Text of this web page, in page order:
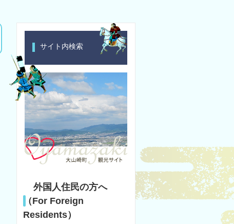
サイト内検索
外国人住民の方へ
（For Foreign
Residents）